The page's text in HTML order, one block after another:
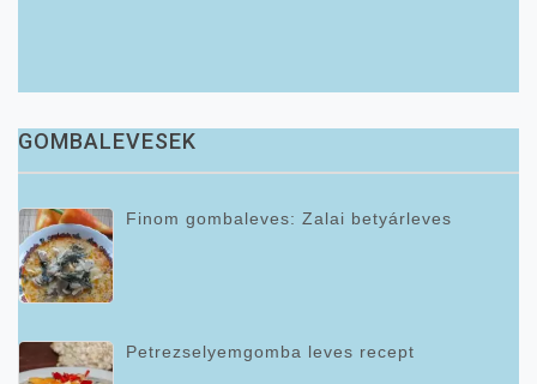
GOMBALEVESEK
Finom gombaleves: Zalai betyárleves
Petrezselyemgomba leves recept